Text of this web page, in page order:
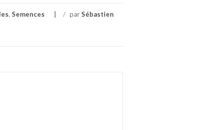
, Semences / parSébastien